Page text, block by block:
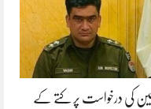
کی درخواست پر کتے کے